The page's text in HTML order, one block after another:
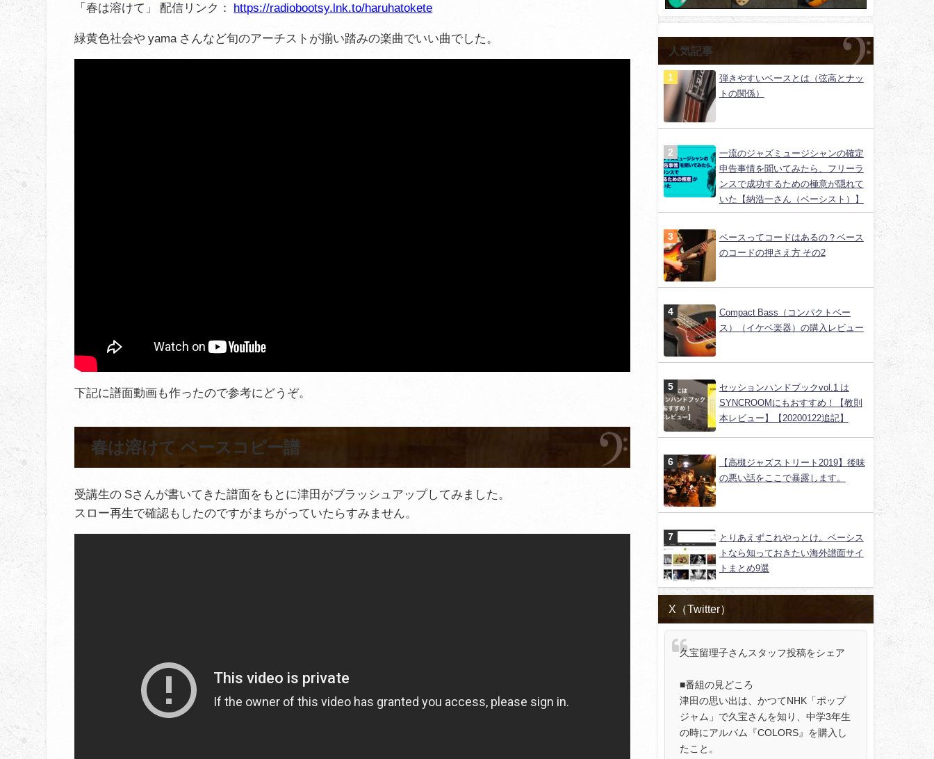
「春は溶けて」 配信リンク： https://radiobootsy.lnk.to/haruhatokete
緑黄色社会や yama さんなど旬のアーチストが揃い踏みの楽曲でいい曲でした。
下記に譜面動画も作ったので参考にどうぞ。
春は溶けて ベースコピー譜
受講生の Sさんが書いてきた譜面をもとに津田がブラッシュアップしてみました。
スロー再生で確認もしたのですがまちがっていたらすみません。
人気記事
弾きやすいベースとは（弦高とナッ
トの関係）
一流のジャズミュージシャンの確定
申告事情を聞いてみたら、フリーラ
ンスで成功するための極意が隠れて
いた【納浩一さん（ベーシスト）】
ベースってコードはあるの？ベース
のコードの押さえ方 その2
Compact Bass（コンパクトベー
ス）（イケベ楽器）の購入レビュー
セッションハンドブックvol.1 は
SYNCROOMにもおすすめ！【教則
本レビュー】【20200122追記】
【高槻ジャズストリート2019】後味
の悪い話をここで暴露します。
とりあえずこれやっとけ。ベーシス
トなら知っておきたい海外譜面サイ
トまとめ9選
X（Twitter）
久宝留理子さんスタッフ投稿をシェア
■番組の見どころ
津田の思い出は、かつてNHK「ポップ
ジャム」で久宝さんを知り、中学3年生
の時にアルバム『COLORS』を購入し
たこと。